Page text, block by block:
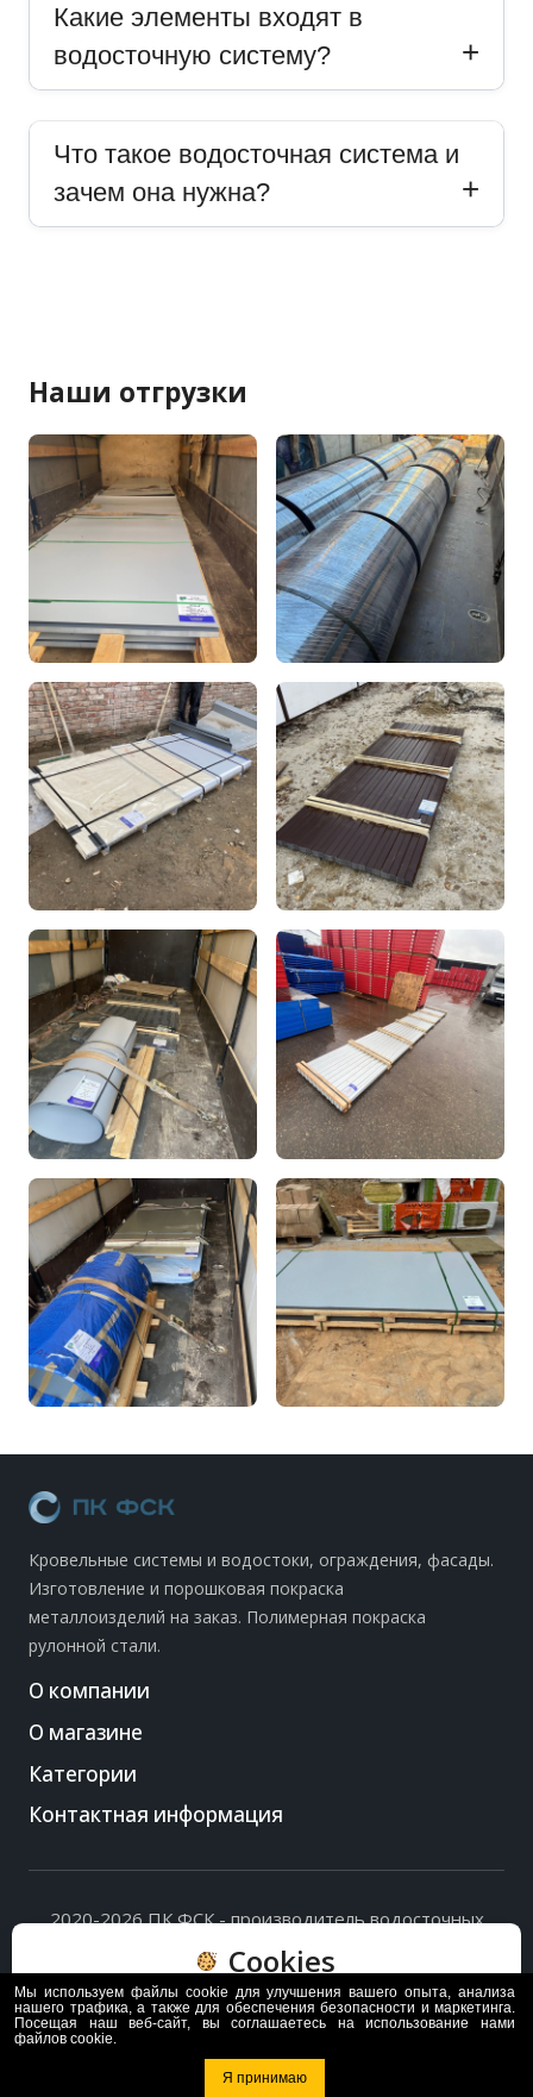
Какие элементы входят в
водосточную систему?
Что такое водосточная система и
зачем она нужна?
Наши отгрузки
Кровельные системы и водостоки, ограждения, фасады.
Изготовление и порошковая покраска
металлоизделий на заказ. Полимерная покраска
рулонной стали.
О компании
О магазине
Категории
Контактная информация
2020-2026 ПК ФСК - производитель водосточных
Политика обработки персональных данных
на их обработку.
Cookies
Пользуясь сайтом, вы соглашаетесь с политикой
обработки и хранения данных Cookie
Согласен
Мы используем файлы cookie для улучшения вашего опыта, анализа
нашего трафика, а также для обеспечения безопасности и маркетинга.
Посещая наш веб-сайт, вы соглашаетесь на использование нами
файлов cookie.
Я принимаю